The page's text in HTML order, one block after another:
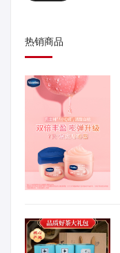
热销商品